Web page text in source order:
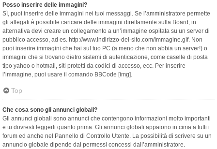
Posso inserire delle immagini?
Sì, puoi inserire delle immagini nei tuoi messaggi. Se l’amministratore permette
gli allegati è possibile caricare delle immagini direttamente sulla Board; in
alternativa devi creare un collegamento a un’immagine ospitata su un server di
pubblico accesso, ad es. http://www.indirizzo-del-sito.com/immagine.gif. Non
puoi inserire immagini che hai sul tuo PC (a meno che non abbia un server!) o
immagini che si trovano dietro sistemi di autenticazione, come caselle di posta
tipo yahoo o hotmail, siti protetti da codici di accesso, ecc. Per inserire
l’immagine, puoi usare il comando BBCode [img].
Top
Che cosa sono gli annunci globali?
Gli annunci globali sono annunci che contengono informazioni molto importanti
e tu dovresti leggerli quanto prima. Gli annunci globali appaiono in cima a tutti i
forum ed anche nel Pannello di Controllo Utente. La possibilità di scrivere su un
annuncio globale dipende dai permessi concessi dall’amministratore.